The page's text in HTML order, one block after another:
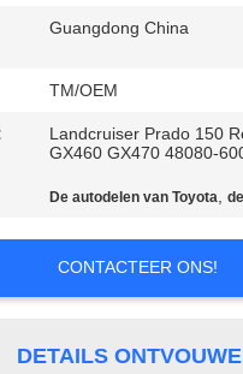
Guangdong China
TM/OEM
Landcruiser Prado 150
GX460 GX470 48080-
De autodelen van Toyota,
CONTACTEER ONS!
DETAILS